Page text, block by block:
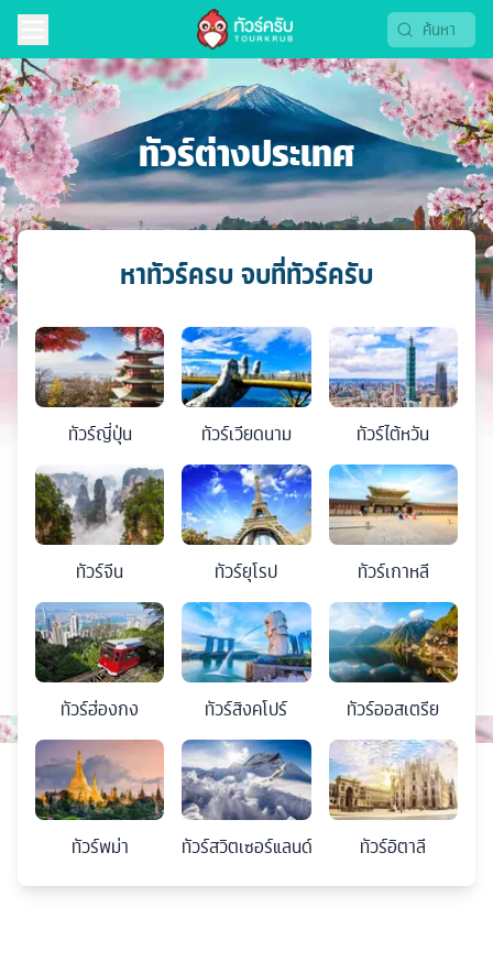
ทัวร์ต่างประเทศ
หาทัวร์ครบ จบที่ทัวร์ครับ
ทัวร์ญี่ปุ่น ทัวร์เวียดนาม ทัวร์ไต้หวัน
ทัวร์จีน ทัวร์ยุโรป ทัวร์เกาหลี
ทัวร์ฮ่องกง ทัวร์สิงคโปร์ ทัวร์ออสเตรีย
ทัวร์พม่า ทัวร์สวิตเซอร์แลนด์ ทัวร์อิตาลี